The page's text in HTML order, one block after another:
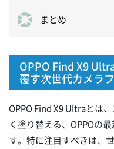
まとめ
OPPO Find X9
覆す次世代カメラ
OPPO Find X9 Ultraとは
く塗り替える、OPPOの
す。特に注目すべきは、